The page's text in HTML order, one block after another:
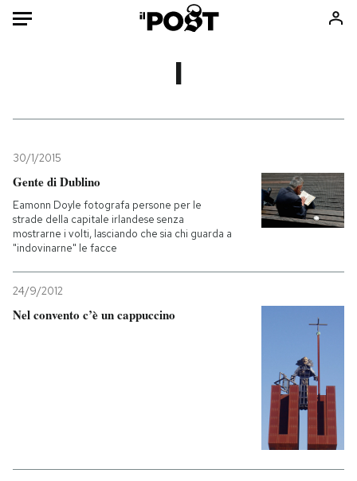
Mondo
Politica
Tecnologia
Internet
Scienza
Cultura
Economia
Sport
Consumismi
Ok Boomer!
Europa
I
30/1/2015
Gente di Dublino
Eamonn Doyle fotografa persone per le
strade della capitale irlandese senza
mostrarne i volti, lasciando che sia chi guarda a
"indovinarne" le facce
24/9/2012
Nel convento c’è un cappuccino